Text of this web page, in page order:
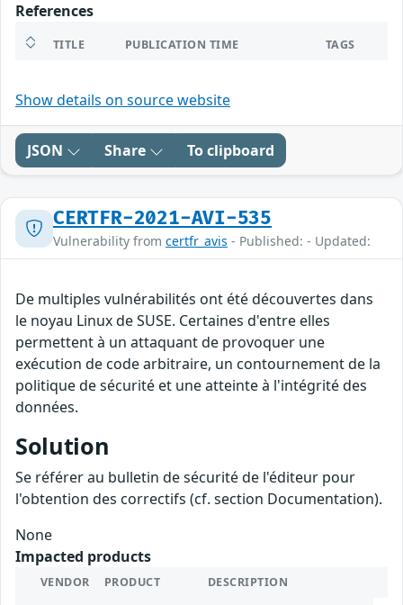
References
TITLE PUBLICATION TIME TAGS
Show details on source website
JSON Share To clipboard
CERTFR-2021-AVI-535
Vulnerability from certfr_avis - Published: - Updated:
De multiples vulnérabilités ont été découvertes dans
le noyau Linux de SUSE. Certaines d'entre elles
permettent à un attaquant de provoquer une
exécution de code arbitraire, un contournement de la
politique de sécurité et une atteinte à l'intégrité des
données.
Solution
Se référer au bulletin de sécurité de l'éditeur pour
l'obtention des correctifs (cf. section Documentation).
None
Impacted products
VENDOR PRODUCT DESCRIPTION